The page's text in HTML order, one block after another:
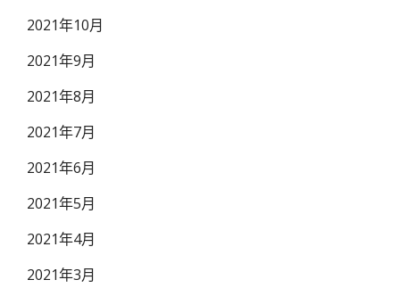
2021年10月
2021年9月
2021年8月
2021年7月
2021年6月
2021年5月
2021年4月
2021年3月